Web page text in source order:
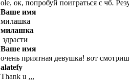
ole, ок, попробуй поиграться с чб.
Ваше имя
милашка
милашка
здрасти
Ваше имя
очень приятная девушка! вот
alatefy
Thank u ,,,